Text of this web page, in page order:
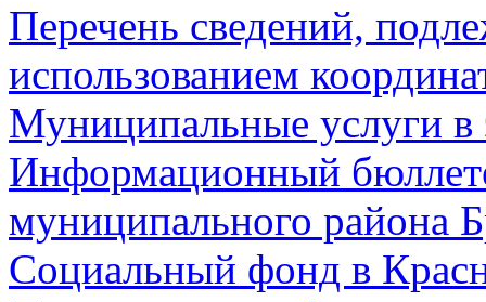
Перечень сведений,
использованием
Муниципальные услуги в
Информационный
муниципального района
Социальный фонд в